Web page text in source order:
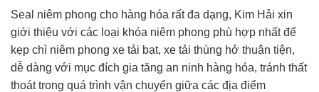
Seal niêm phong cho hàng hóa rất đa dạng, Kim Hải xin
giới thiệu với các loại khóa niêm phong phù hợp nhất để
kẹp chì niêm phong xe tải bạt, xe tải thùng hở thuận tiện,
dễ dàng với mục đích gia tăng an ninh hàng hóa, tránh thất
thoát trong quá trình vận chuyển giữa các địa điểm